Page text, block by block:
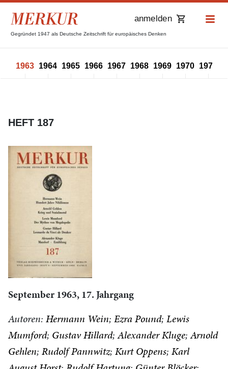
Gegründet 1947 als Deutsche Zeitschrift für europäisches Denken
anmelden
1963 1964 1965 1966 1967 1968 1969 1970 1971
HEFT 187
September 1963, 17. Jahrgang
Autoren: Hermann Wein Ezra Pound Lewis
Mumford Gustav Hillard Alexander Kluge Arnold
Gehlen Rudolf Pannwitz Kurt Oppens Karl